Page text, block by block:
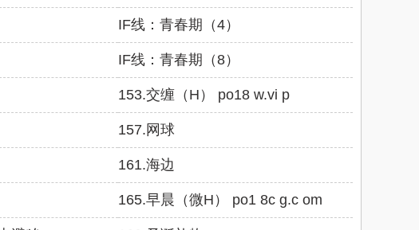
IF线：青春期（4）
IF线：青春期（8）
153.交缠（H） po18 w.vi p
157.网球
161.海边
165.早晨（微H） po1 8c g.c om